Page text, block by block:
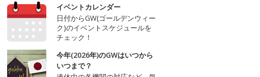
イベントカレンダー
日付からGW(ゴールデンウィー
ク)のイベントスケジュールを
チェック！
今年(2026年)のGWはいつから
いつまで？